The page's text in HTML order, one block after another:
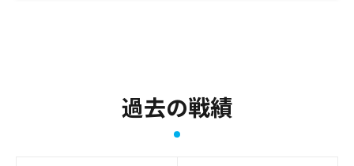
過去の戦績